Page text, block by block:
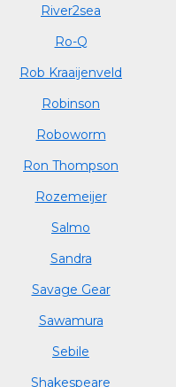
River2sea
Ro-Q
Rob Kraaijenveld
Robinson
Roboworm
Ron Thompson
Rozemeijer
Salmo
Sandra
Savage Gear
Sawamura
Sebile
Shakespeare